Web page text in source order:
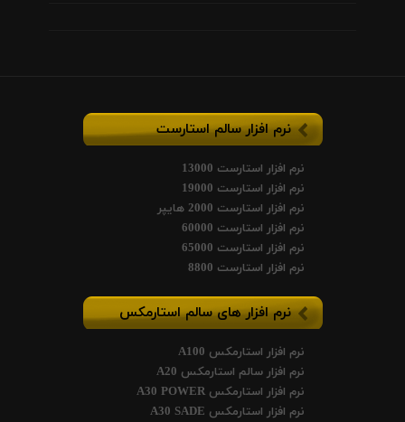
نرم افزار سالم استارست
نرم افزار استارست 13000
نرم افزار استارست 19000
نرم افزار استارست 2000 هایپر
نرم افزار استارست 60000
نرم افزار استارست 65000
نرم افزار استارست 8800
نرم افزار های سالم استارمکس
نرم افزار استارمکس A100
نرم افزار سالم استارمکس A20
نرم افزار استارمکس A30 POWER
نرم افزار استارمکس A30 SADE